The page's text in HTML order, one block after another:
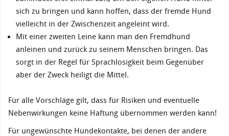
sich zu bringen und kann hoffen, dass der fremde Hund
vielleicht in der Zwischenzeit angeleint wird.
Mit einer zweiten Leine kann man den Fremdhund
anleinen und zurück zu seinem Menschen bringen. Das
sorgt in der Regel für Sprachlosigkeit beim Gegenüber
aber der Zweck heiligt die Mittel.
Für alle Vorschläge gilt, dass für Risiken und eventuelle
Nebenwirkungen keine Haftung übernommen werden kann!
Für ungewünschte Hundekontakte, bei denen der andere